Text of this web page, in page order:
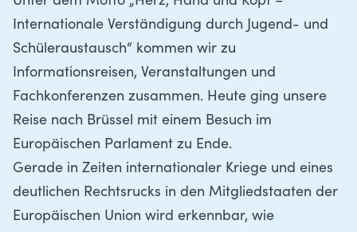
Internationale Verständigung durch Jugend- und
Schüleraustausch“ kommen wir zu
Informationsreisen, Veranstaltungen und
Fachkonferenzen zusammen. Heute ging unsere
Reise nach Brüssel mit einem Besuch im
Europäischen Parlament zu Ende.
Gerade in Zeiten internationaler Kriege und eines
deutlichen Rechtsrucks in den Mitgliedstaaten der
Europäischen Union wird erkennbar, wie